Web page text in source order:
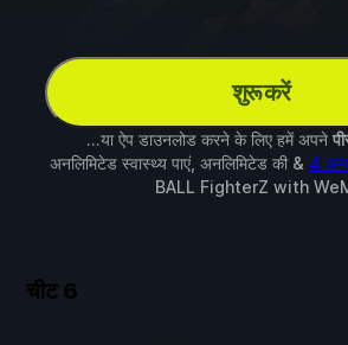
शुरू करें
...या ऐप डाउनलोड करने के लिए हमें अपने
अनलिमिटेड स्वास्थ्य पाएं, अनलिमिटेड की & 4
BALL FighterZ with
चीट 6